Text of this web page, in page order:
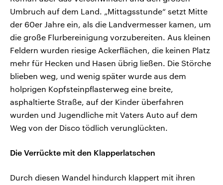
Umbruch auf dem Land. „Mittagsstunde“ setzt Mitte
der 60er Jahre ein, als die Landvermesser kamen, um
die große Flurbereinigung vorzubereiten. Aus kleinen
Feldern wurden riesige Ackerflächen, die keinen Platz
mehr für Hecken und Hasen übrig ließen. Die Störche
blieben weg, und wenig später wurde aus dem
holprigen Kopfsteinpflasterweg eine breite,
asphaltierte Straße, auf der Kinder überfahren
wurden und Jugendliche mit Vaters Auto auf dem
Weg von der Disco tödlich verunglückten.
Die Verrückte mit den Klapperlatschen
Durch diesen Wandel hindurch klappert mit ihren